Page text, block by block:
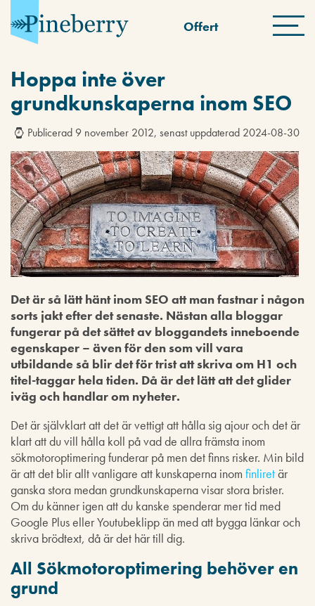
Offert
Hoppa inte över
grundkunskaperna inom SEO
Publicerad 9 november 2012, senast uppdaterad 2024-08-30
Det är så lätt hänt inom SEO att man fastnar i någon
sorts jakt efter det senaste. Nästan alla bloggar
fungerar på det sättet av bloggandets inneboende
egenskaper – även för den som vill vara
utbildande så blir det för trist att skriva om H1 och
titel-taggar hela tiden. Då är det lätt att det glider
iväg och handlar om nyheter.
Det är självklart att det är vettigt att hålla sig ajour och det är
klart att du vill hålla koll på vad de allra främsta inom
sökmotoroptimering funderar på men det finns risker. Min bild
är att det blir allt vanligare att kunskaperna inom finliretär
ganska stora medan grundkunskaperna visar stora brister.
Om du känner igen att du kanske spenderar mer tid med
Google Plus eller Youtubeklipp än med att bygga länkar och
skriva brödtext, då är det här till dig.
All Sökmotoroptimering behöver en
grund